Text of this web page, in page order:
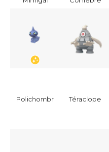
Polichombr Téraclope